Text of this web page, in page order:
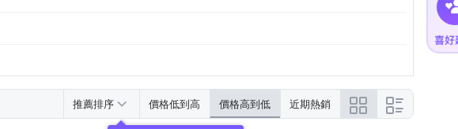
推薦排序 價格低到高 價格高到低 近期熱銷